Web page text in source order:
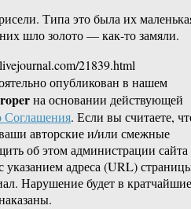
Типа это была их
шло золото — как-то замяли.
21839.html
опубликован в нашем
на основании действующей
Соглашения. Если вы считаете,
авторские и/или смежные
об этом администрации сайта
указанием адреса (URL)
Нарушение будет в кратчайшие